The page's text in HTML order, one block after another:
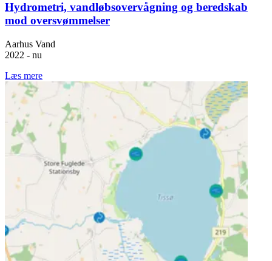
Hydrometri, vandløbsovervågning og beredskab
mod oversvømmelser
Aarhus Vand
2022 - nu
Læs mere